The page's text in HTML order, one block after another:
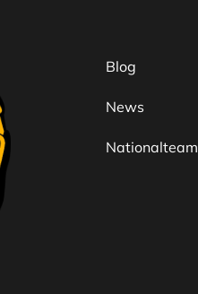
Blog
News
Nationalteam